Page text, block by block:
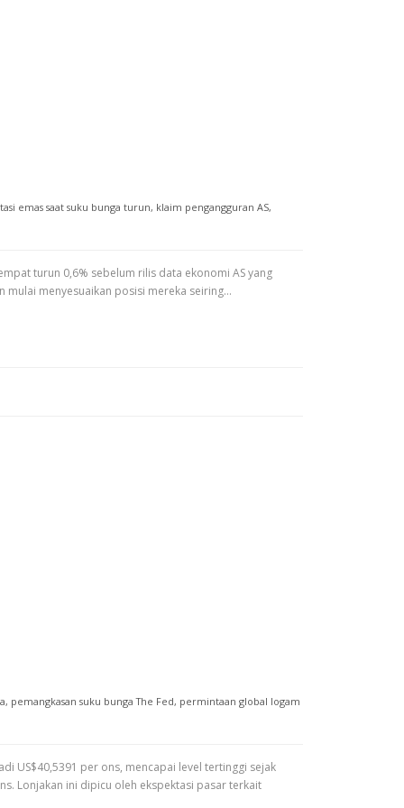
emas saat suku bunga turun, klaim pengangguran AS,
turun 0,6% sebelum rilis data ekonomi AS yang
mulai menyesuaikan posisi mereka seiring…
, pemangkasan suku bunga The Fed, permintaan global logam
US$40,5391 per ons, mencapai level tertinggi sejak
Lonjakan ini dipicu oleh ekspektasi pasar terkait